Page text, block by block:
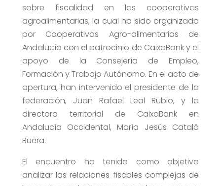
sobre fiscalidad en las cooperativas
agroalimentarias, la cual ha sido organizada
por Cooperativas Agro-alimentarias de
Andalucía con el patrocinio de CaixaBank y el
apoyo de la Consejería de Empleo,
Formación y Trabajo Autónomo. En el acto de
apertura, han intervenido el presidente de la
federación, Juan Rafael Leal Rubio, y la
directora territorial de CaixaBank en
Andalucía Occidental, María Jesús Catalá
Buera.
El encuentro ha tenido como objetivo
analizar las relaciones fiscales complejas de